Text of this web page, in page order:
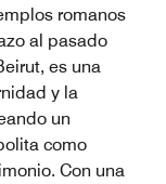
romanos
al pasado
es una
y la
un
como
Con una